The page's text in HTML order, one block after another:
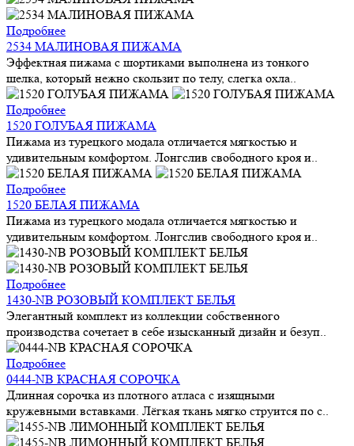
Подробнее
2534 МАЛИНОВАЯ ПИЖАМА
Эффектная пижама с шортиками выполнена из тонкого
шелка, который нежно скользит по телу, слегка охла..
Подробнее
1520 ГОЛУБАЯ ПИЖАМА
Пижама из турецкого модала отличается мягкостью и
удивительным комфортом. Лонгслив свободного кроя и..
Подробнее
1520 БЕЛАЯ ПИЖАМА
Пижама из турецкого модала отличается мягкостью и
удивительным комфортом. Лонгслив свободного кроя и..
Подробнее
1430-NB РОЗОВЫЙ КОМПЛЕКТ БЕЛЬЯ
Элегантный комплект из коллекции собственного
производства сочетает в себе изысканный дизайн и безуп..
Подробнее
0444-NB КРАСНАЯ СОРОЧКА
Длинная сорочка из плотного атласа с изящными
кружевными вставками. Лёгкая ткань мягко струится по с..